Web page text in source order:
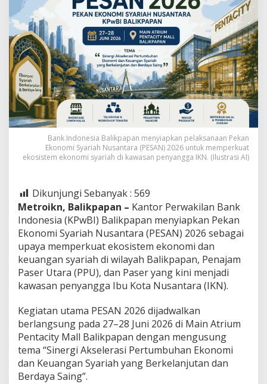
Bank Indonesia Balikpapan menyiapkan pelaksanaan Pekan
Ekonomi Syariah Nusantara (PESAN) 2026 untuk memperkuat
ekosistem ekonomi syariah di kawasan penyangga IKN. (Ilustrasi AI)
Dikunjungi Sebanyak : 569
Metroikn, Balikpapan – Kantor Perwakilan Bank
Indonesia (KPwBI) Balikpapan menyiapkan Pekan
Ekonomi Syariah Nusantara (PESAN) 2026 sebagai
upaya memperkuat ekosistem ekonomi dan
keuangan syariah di wilayah Balikpapan, Penajam
Paser Utara (PPU), dan Paser yang kini menjadi
kawasan penyangga Ibu Kota Nusantara (IKN).
Kegiatan utama PESAN 2026 dijadwalkan
berlangsung pada 27–28 Juni 2026 di Main Atrium
Pentacity Mall Balikpapan dengan mengusung
tema “Sinergi Akselerasi Pertumbuhan Ekonomi
dan Keuangan Syariah yang Berkelanjutan dan
Berdaya Saing”.